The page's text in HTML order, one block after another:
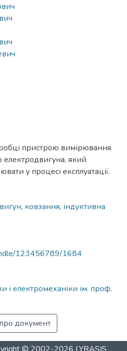
пристрою вимірювання
який
у процесі експлуатації.
, ковзання, індуктивна
123456789/1684
і електромеханіки ім. проф.
документ